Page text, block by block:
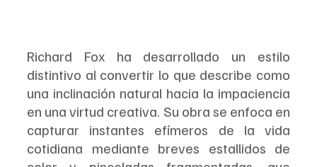
Richard Fox ha desarrollado un estilo
distintivo al convertir lo que describe como
una inclinación natural hacia la impaciencia
en una virtud creativa. Su obra se enfoca en
capturar instantes efímeros de la vida
cotidiana mediante breves estallidos de